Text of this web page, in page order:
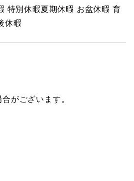
特別休暇夏期休暇 お盆休暇 育
休暇
がございます。